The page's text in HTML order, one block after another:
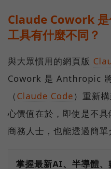
Claude Cowork
工具有什麼不同？
與大眾慣用的網頁版
Cowork 是 Anthropic
（ Claude Code）重新
心價值在於，即使是不
商務人士，也能透過簡單
掌握最新AI、半導體